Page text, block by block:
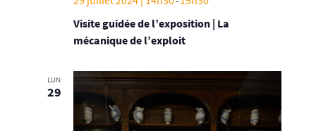
Visite guidée de l’exposition | La
mécanique de l’exploit
LUN
29